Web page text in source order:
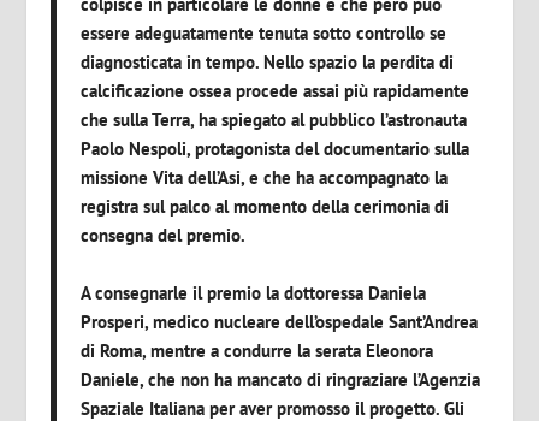
essere adeguatamente tenuta sotto controllo se
diagnosticata in tempo. Nello spazio la perdita di
calcificazione ossea procede assai più rapidamente
che sulla Terra, ha spiegato al pubblico l’astronauta
Paolo Nespoli, protagonista del documentario sulla
missione Vita dell’Asi, e che ha accompagnato la
registra sul palco al momento della cerimonia di
consegna del premio.
A consegnarle il premio la dottoressa Daniela
Prosperi, medico nucleare dell’ospedale Sant’Andrea
di Roma, mentre a condurre la serata Eleonora
Daniele, che non ha mancato di ringraziare l’Agenzia
Spaziale Italiana per aver promosso il progetto. Gli